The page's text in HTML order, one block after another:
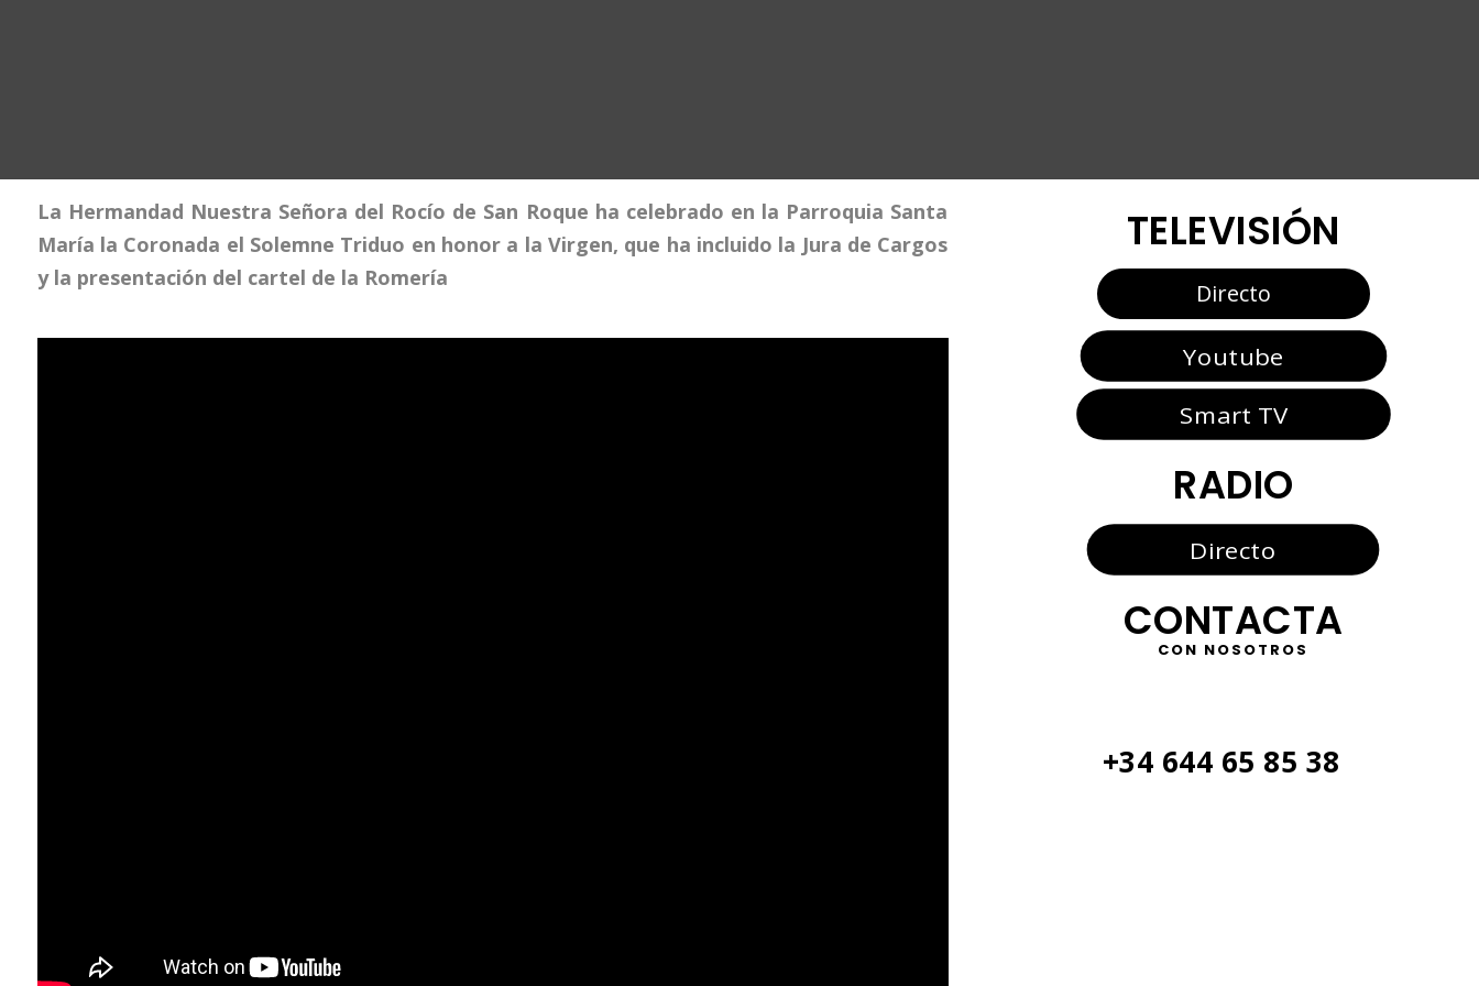
La Hermandad Nuestra Señora del Rocío de San Roque ha celebrado en la Parroquia Santa
María la Coronada el Solemne Triduo en honor a la Virgen, que ha incluido la Jura de Cargos
y la presentación del cartel de la Romería
TELEVISIÓN
Directo
Youtube
Smart TV
RADIO
Directo
CONTACTA
CON NOSOTROS
+34 644 65 85 38